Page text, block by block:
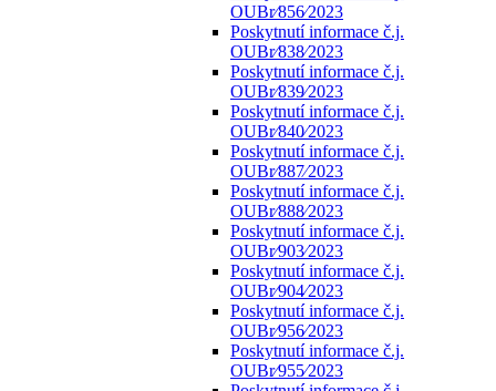
OUBr⁄856⁄2023
Poskytnutí informace č.j.
OUBr⁄838⁄2023
Poskytnutí informace č.j.
OUBr⁄839⁄2023
Poskytnutí informace č.j.
OUBr⁄840⁄2023
Poskytnutí informace č.j.
OUBr⁄887⁄2023
Poskytnutí informace č.j.
OUBr⁄888⁄2023
Poskytnutí informace č.j.
OUBr⁄903⁄2023
Poskytnutí informace č.j.
OUBr⁄904⁄2023
Poskytnutí informace č.j.
OUBr⁄956⁄2023
Poskytnutí informace č.j.
OUBr⁄955⁄2023